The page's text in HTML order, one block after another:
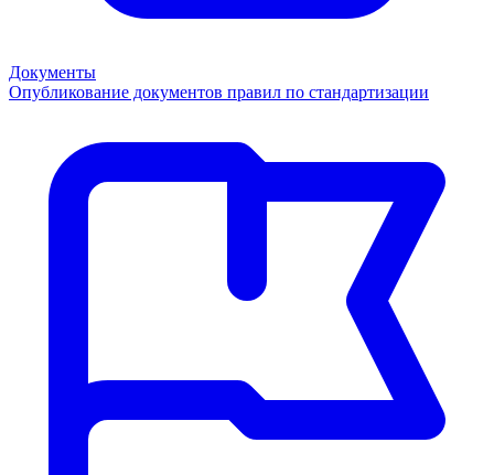
Документы
Опубликование документов правил по стандартизации